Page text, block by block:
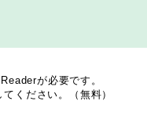
が必要です。
ください。（無料）